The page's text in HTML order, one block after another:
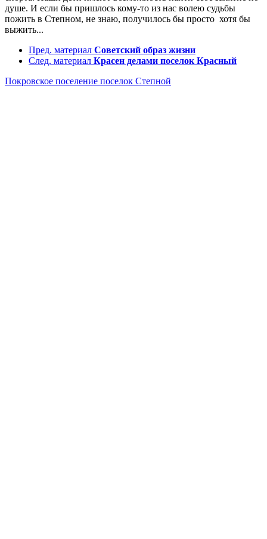
душе. И если бы пришлось кому-то из нас волею судьбы
пожить в Степном, не знаю, получилось бы просто хотя бы
выжить...
Пред. материал Советский образ жизни
След. материал Красен делами поселок Красный
Покровское поселение поселок Степной